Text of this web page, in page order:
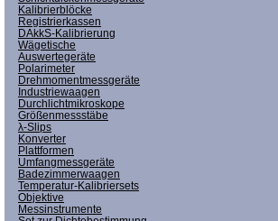
Kalibrierblöcke
Registrierkassen
DAkkS-Kalibrierung
Wägetische
Auswertegeräte
Polarimeter
Drehmomentmessgeräte
Industriewaagen
Durchlichtmikroskope
Größenmessstäbe
λ-Slips
Konverter
Plattformen
Umfangmessgeräte
Badezimmerwaagen
Temperatur-Kalibriersets
Objektive
Messinstrumente